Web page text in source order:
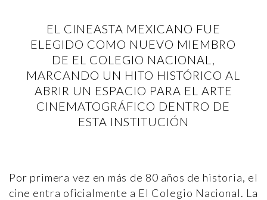
EL CINEASTA MEXICANO FUE
ELEGIDO COMO NUEVO MIEMBRO
DE EL COLEGIO NACIONAL,
MARCANDO UN HITO HISTÓRICO AL
ABRIR UN ESPACIO PARA EL ARTE
CINEMATOGRÁFICO DENTRO DE
ESTA INSTITUCIÓN
Por primera vez en más de 80 años de historia, el
cine entra oficialmente a El Colegio Nacional. La